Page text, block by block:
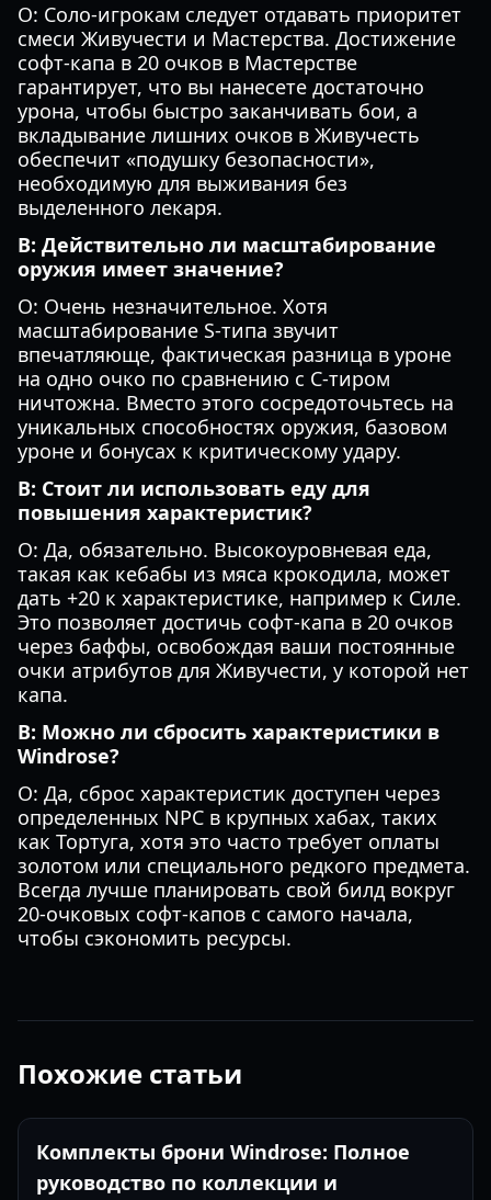
О: Соло-игрокам следует отдавать приоритет
смеси Живучести и Мастерства. Достижение
софт-капа в 20 очков в Мастерстве
гарантирует, что вы нанесете достаточно
урона, чтобы быстро заканчивать бои, а
вкладывание лишних очков в Живучесть
обеспечит «подушку безопасности»,
необходимую для выживания без
выделенного лекаря.
В: Действительно ли масштабирование
оружия имеет значение?
О: Очень незначительное. Хотя
масштабирование S-типа звучит
впечатляюще, фактическая разница в уроне
на одно очко по сравнению с C-тиром
ничтожна. Вместо этого сосредоточьтесь на
уникальных способностях оружия, базовом
уроне и бонусах к критическому удару.
В: Стоит ли использовать еду для
повышения характеристик?
О: Да, обязательно. Высокоуровневая еда,
такая как кебабы из мяса крокодила, может
дать +20 к характеристике, например к Силе.
Это позволяет достичь софт-капа в 20 очков
через баффы, освобождая ваши постоянные
очки атрибутов для Живучести, у которой нет
капа.
В: Можно ли сбросить характеристики в
Windrose?
О: Да, сброс характеристик доступен через
определенных NPC в крупных хабах, таких
как Тортуга, хотя это часто требует оплаты
золотом или специального редкого предмета.
Всегда лучше планировать свой билд вокруг
20-очковых софт-капов с самого начала,
чтобы сэкономить ресурсы.
Похожие статьи
Комплекты брони Windrose: Полное
руководство по коллекции и